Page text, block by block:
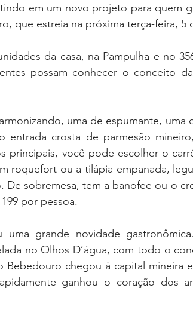
em um novo projeto para quem
que estreia na próxima terça-feira, 5
da casa, na Pampulha e no
possam conhecer o conceito
uma de espumante, uma
crosta de parmesão
principais, você pode escolher o
roquefort ou a tilápia empanada,
De sobremesa, tem a banofee ou o
por pessoa.
grande novidade
no Olhos D’água, com todo o
chegou à capital mineira
ganhou o coração dos